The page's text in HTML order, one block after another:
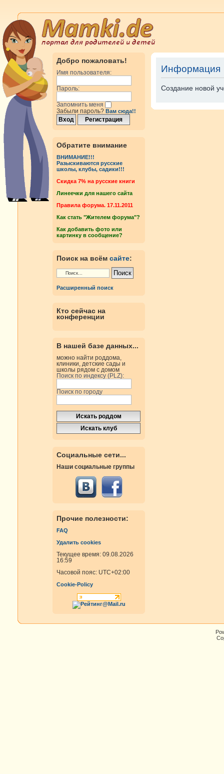
Добро пожаловать!
Имя пользователя:
Пароль:
Запомнить меня
Забыли пароль? Вам сюда!!
Обратите внимание
ВНИМАНИЕ!!!
Разыскиваются русские
школы, клубы, садики!!!
Cкидка 7% на русские книги
Линеечки для нашего сайта
Правила форума. 17.11.2011
Как стать "Жителем форума"?
Как добавить фото или
картинку в сообщение?
Поиск на всём сайте:
Расширенный поиск
Кто сейчас на
конференции
В нашей базе данных...
можно найти роддома,
клиники, детские сады и
школы рядом с домом
Поиск по индексу (PLZ):
Поиск по городу
Социальные сети...
Наши социальные группы
Прочие полезности:
FAQ
Удалить cookies
Текущее время: 09.08.2026
16:59
Часовой пояс: UTC+02:00
Cookie-Policy
Информация
Создание новой